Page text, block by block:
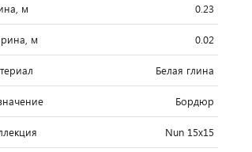
м 0.23
м 0.02
Белая глина
Бордюр
Nun 15x15